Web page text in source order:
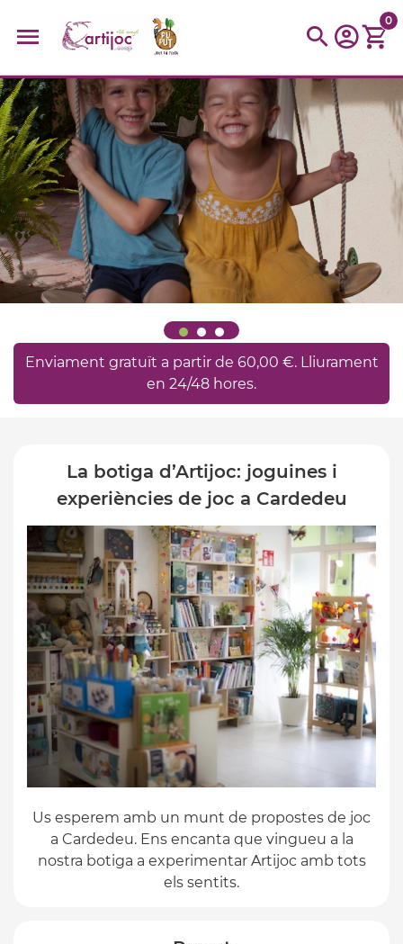
Cerques populars
disfressa trencaclosques baldufa
cotxe
camio
parquing tinkering kit
Cuina
viatge
0
Enviament gratuït a partir de 60,00 €. Lliurament
en 24/48 hores.
La botiga d’Artijoc: joguines i
experiències de joc a Cardedeu
Us esperem amb un munt de propostes de joc
a Cardedeu. Ens encanta que vingueu a la
nostra botiga a experimentar Artijoc amb tots
els sentits.